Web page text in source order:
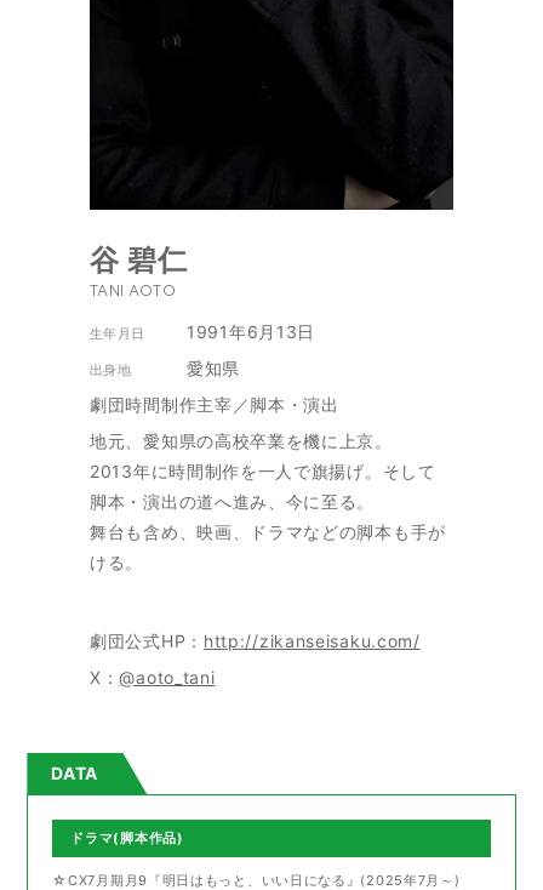
谷 碧仁
TANI AOTO
生年月日 1991年6月13日
出身地
愛知県
劇団時間制作主宰／脚本・演出
地元、愛知県の高校卒業を機に上京。
2013年に時間制作を一人で旗揚げ。そして
脚本・演出の道へ進み、今に至る。
舞台も含め、映画、ドラマなどの脚本も手が
ける。
劇団公式HP： http://zikanseisaku.com/
X：@aoto_tani
DATA
ドラマ(脚本作品)
☆CX7月期月9『明日はもっと、いい日になる』(2025年7月～)